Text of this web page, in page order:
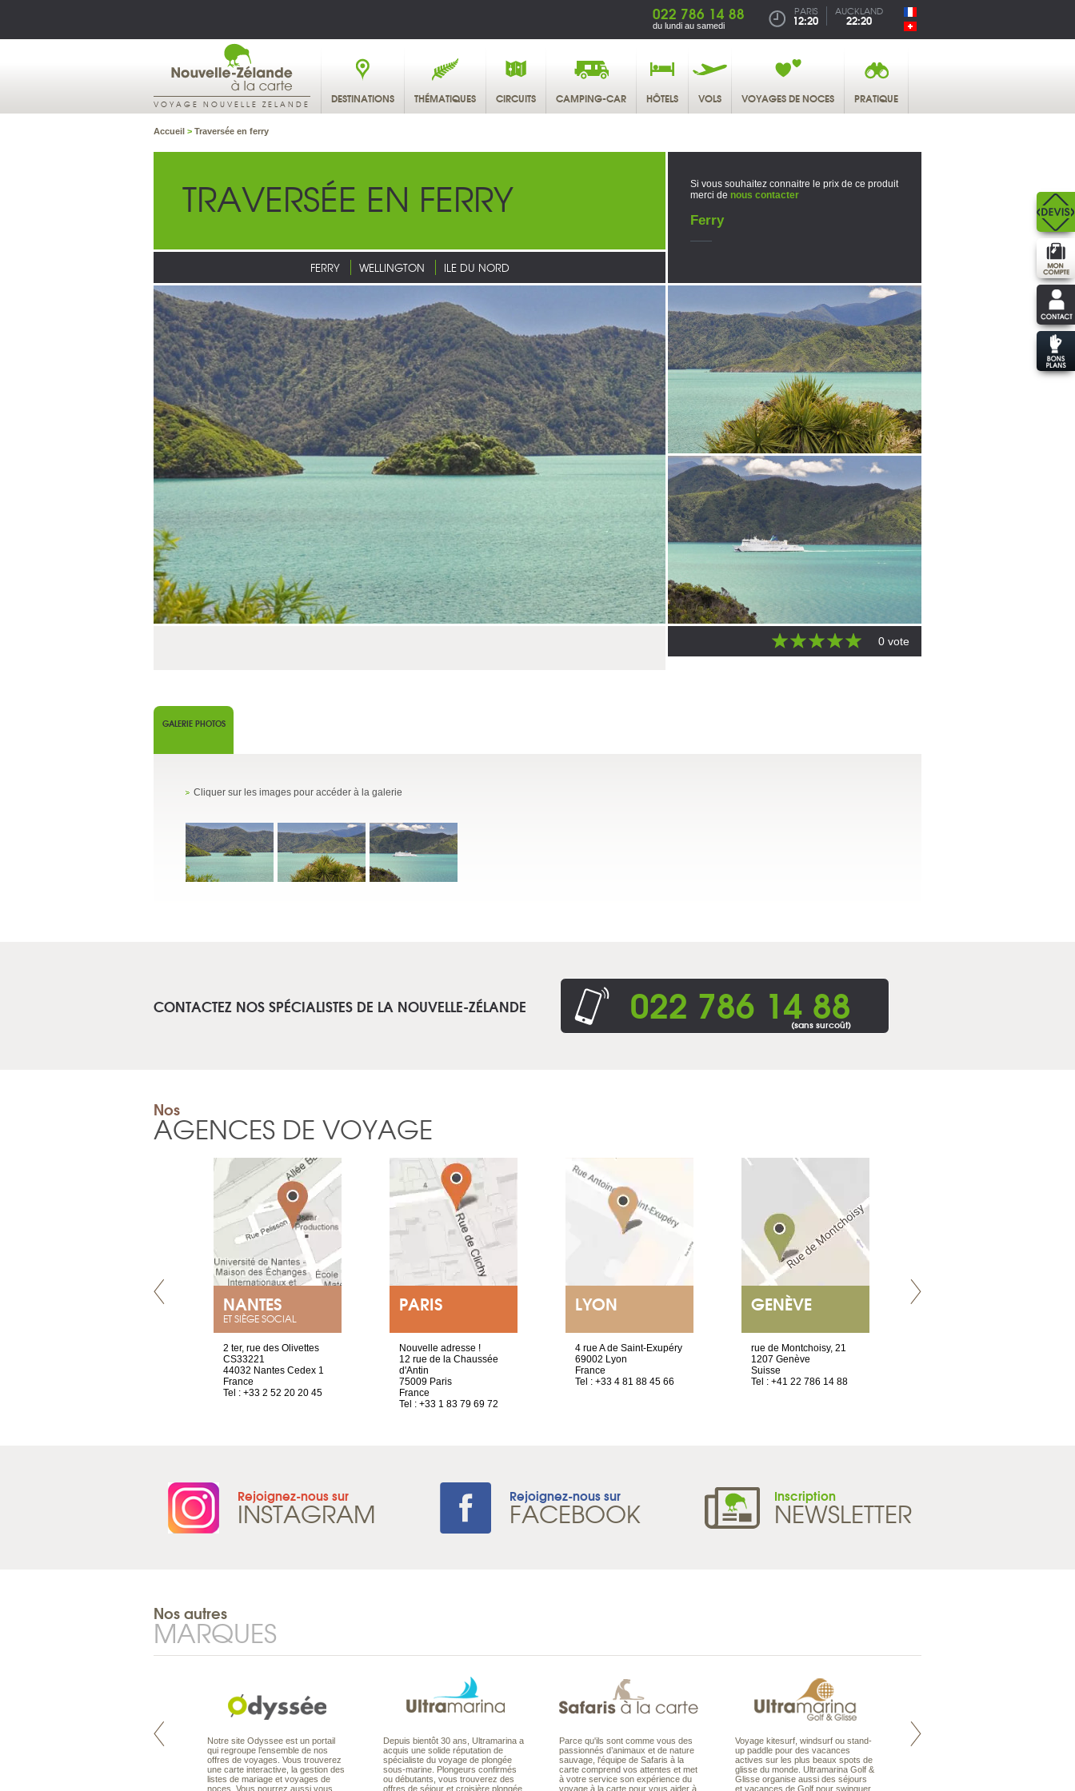
022 786 14 88
du lundi au samedi
PARIS
12:20
AUCKLAND
22:20
VOYAGE NOUVELLE ZELANDE DESTINATIONS THÉMATIQUES CIRCUITS CAMPING-CAR HÔTELS VOLS VOYAGES DE NOCES PRATIQUE
Accueil > Traversée en ferry
TRAVERSÉE EN FERRY
FERRY WELLINGTON ILE DU NORD
Si vous souhaitez connaitre le prix de ce produit
merci de nous contacter
Ferry
0 vote
GALERIE PHOTOS
Cliquer sur les images pour accéder à la galerie
CONTACTEZ NOS SPÉCIALISTES DE LA NOUVELLE-ZÉLANDE 022 786 14 88
(sans surcoût)
Nos
AGENCES DE VOYAGE
NANTES
ET SIÈGE SOCIAL
2 ter, rue des Olivettes
CS33221
44032 Nantes Cedex 1
France
Tel : +33 2 52 20 20 45
PARIS
Nouvelle adresse !
12 rue de la Chaussée
d'Antin
75009 Paris
France
Tel : +33 1 83 79 69 72
LYON
4 rue A de Saint-Exupéry
69002 Lyon
France
Tel : +33 4 81 88 45 66
GENÈVE
rue de Montchoisy, 21
1207 Genève
Suisse
Tel : +41 22 786 14 88
Rejoignez-nous sur
INSTAGRAM Rejoignez-nous sur
FACEBOOK Inscription
NEWSLETTER
Nos autres
MARQUES
Pacifique à la carte est le spécialiste
Notre site Odyssee est un portail
qui regroupe l’ensemble de nos
offres de voyages. Vous trouverez
une carte interactive, la gestion des
listes de mariage et voyages de
noces. Vous pourrez aussi vous
Depuis bientôt 30 ans, Ultramarina a
acquis une solide réputation de
spécialiste du voyage de plongée
sous-marine. Plongeurs confirmés
ou débutants, vous trouverez des
offres de séjour et croisière plongée
Parce qu'ils sont comme vous des
passionnés d’animaux et de nature
sauvage, l'équipe de Safaris à la
carte comprend vos attentes et met
à votre service son expérience du
voyage à la carte pour vous aider à
Voyage kitesurf, windsurf ou stand-
up paddle pour des vacances
actives sur les plus beaux spots de
glisse du monde. Ultramarina Golf &
Glisse organise aussi des séjours
et vacances de Golf pour swinguer
Maldives à la Carte propose tous